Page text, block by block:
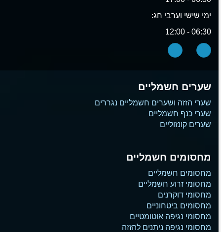
ימי שישי וערבי חג:
06:30 - 12:00
שערים חשמליים
שערי הזזה ושערים חשמליים נגררים
שערי כנף חשמליים
שערים קונזוליים
מחסומים חשמליים
מחסומים חשמליים
מחסומי זרוע חשמליים
מחסומי דוקרנים
מחסומים ביטחוניים
מחסומי נגיפה אוטומטיים
מחסומי נגיפה ניתנים להזזה